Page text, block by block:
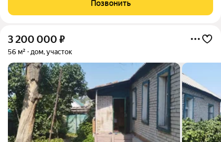
Материал стен: качественный пеноблок
Позвонить
3 200 000 ₽
56 м² дом, участок